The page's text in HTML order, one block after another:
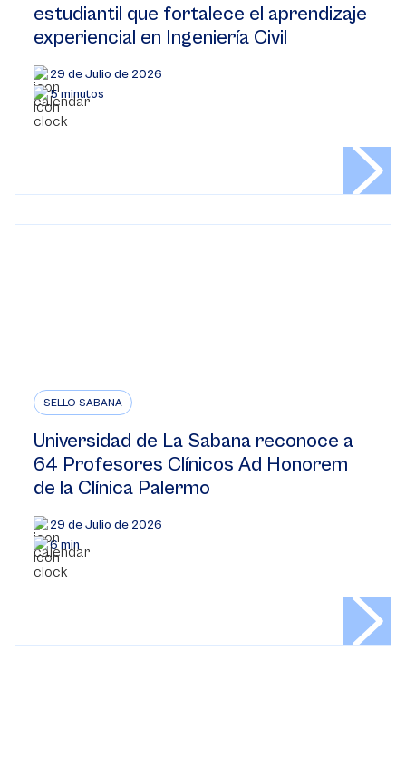
estudiantil que fortalece el aprendizaje
experiencial en Ingeniería Civil
29 de Julio de 2026
5 minutos
SELLO SABANA
Universidad de La Sabana reconoce a
64 Profesores Clínicos Ad Honorem
de la Clínica Palermo
29 de Julio de 2026
6 min